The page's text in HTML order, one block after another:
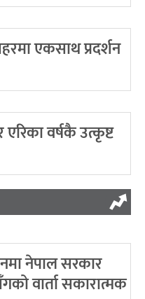
एकसाथ प्रदर्शन
वर्षकै उत्कृष्ट
नेपाल सरकार
वार्ता सकारात्मक